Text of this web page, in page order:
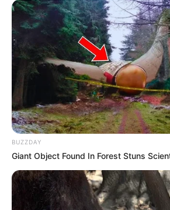
ജനം വെബ്‌ഡെസ്ക് Apr 22, 2026, 01:41
BUZZDAY
Giant Object Found In Forest Stuns